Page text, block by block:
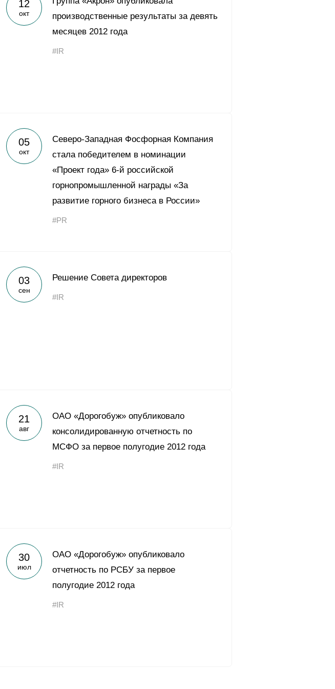
Yong Sheng Feng
Acron Argentina S.R.L
Acron Brasil Ltda.
12
окт
производственные результаты за девять
месяцев 2012 года
#IR
05
окт
Северо-Западная Фосфорная Компания
стала победителем в номинации
«Проект года» 6-й российской
горнопромышленной награды «За
развитие горного бизнеса в России»
#PR
03
сен
Решение Совета директоров
#IR
21
авг
ОАО «Дорогобуж» опубликовало
консолидированную отчетность по
МСФО за первое полугодие 2012 года
#IR
30
июл
ОАО «Дорогобуж» опубликовало
отчетность по РСБУ за первое
полугодие 2012 года
#IR